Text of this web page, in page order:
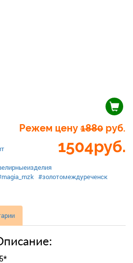
Режем цену 1880 руб.
1504руб.
#золотомеждуреченск